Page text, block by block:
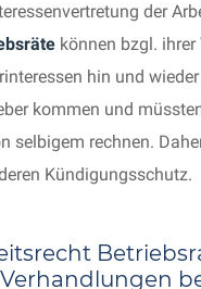
der
können bzgl. ihrer
hin und
kommen und
selbigem rechnen.
Kündigungsschutz.